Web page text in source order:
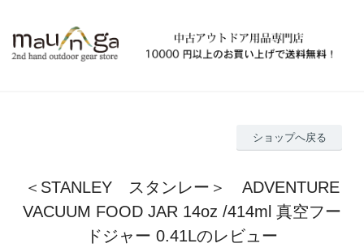
ショップへ戻る
＜STANLEY スタンレー＞ ADVENTURE
VACUUM FOOD JAR 14oz /414ml 真空フー
ドジャー 0.41Lのレビュー